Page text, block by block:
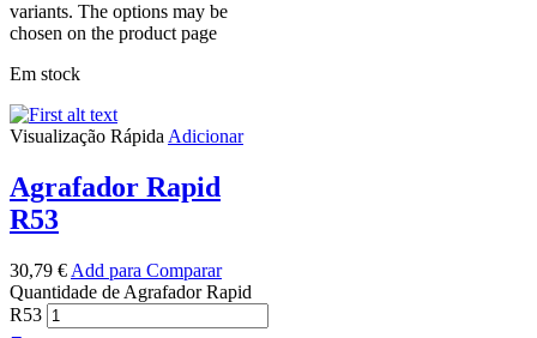
variants. The options may be
chosen on the product page
Em stock
Visualização RápidaAdicionar
Agrafador Rapid
R53
30,79 € Add para Comparar
Quantidade de Agrafador Rapid
R53